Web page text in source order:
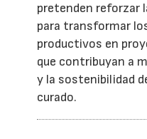
pretenden reforzar
para transformar
productivos en
que contribuyan a
y la sostenibilidad
curado.